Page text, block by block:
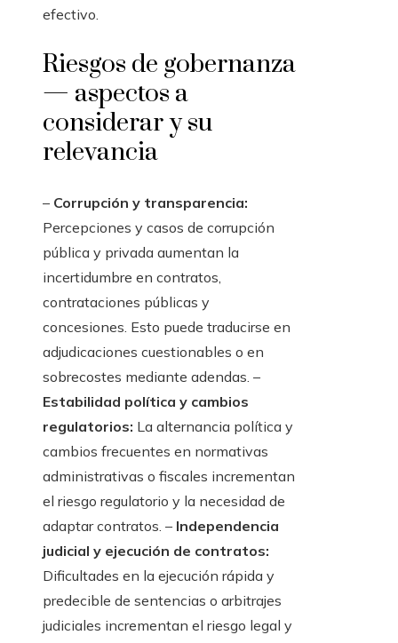
efectivo.
Riesgos de gobernanza
— aspectos a
considerar y su
relevancia
– Corrupción y transparencia:
Percepciones y casos de corrupción
pública y privada aumentan la
incertidumbre en contratos,
contrataciones públicas y
concesiones. Esto puede traducirse en
adjudicaciones cuestionables o en
sobrecostes mediante adendas. –
Estabilidad política y cambios
regulatorios: La alternancia política y
cambios frecuentes en normativas
administrativas o fiscales incrementan
el riesgo regulatorio y la necesidad de
adaptar contratos. – Independencia
judicial y ejecución de contratos:
Dificultades en la ejecución rápida y
predecible de sentencias o arbitrajes
judiciales incrementan el riesgo legal y